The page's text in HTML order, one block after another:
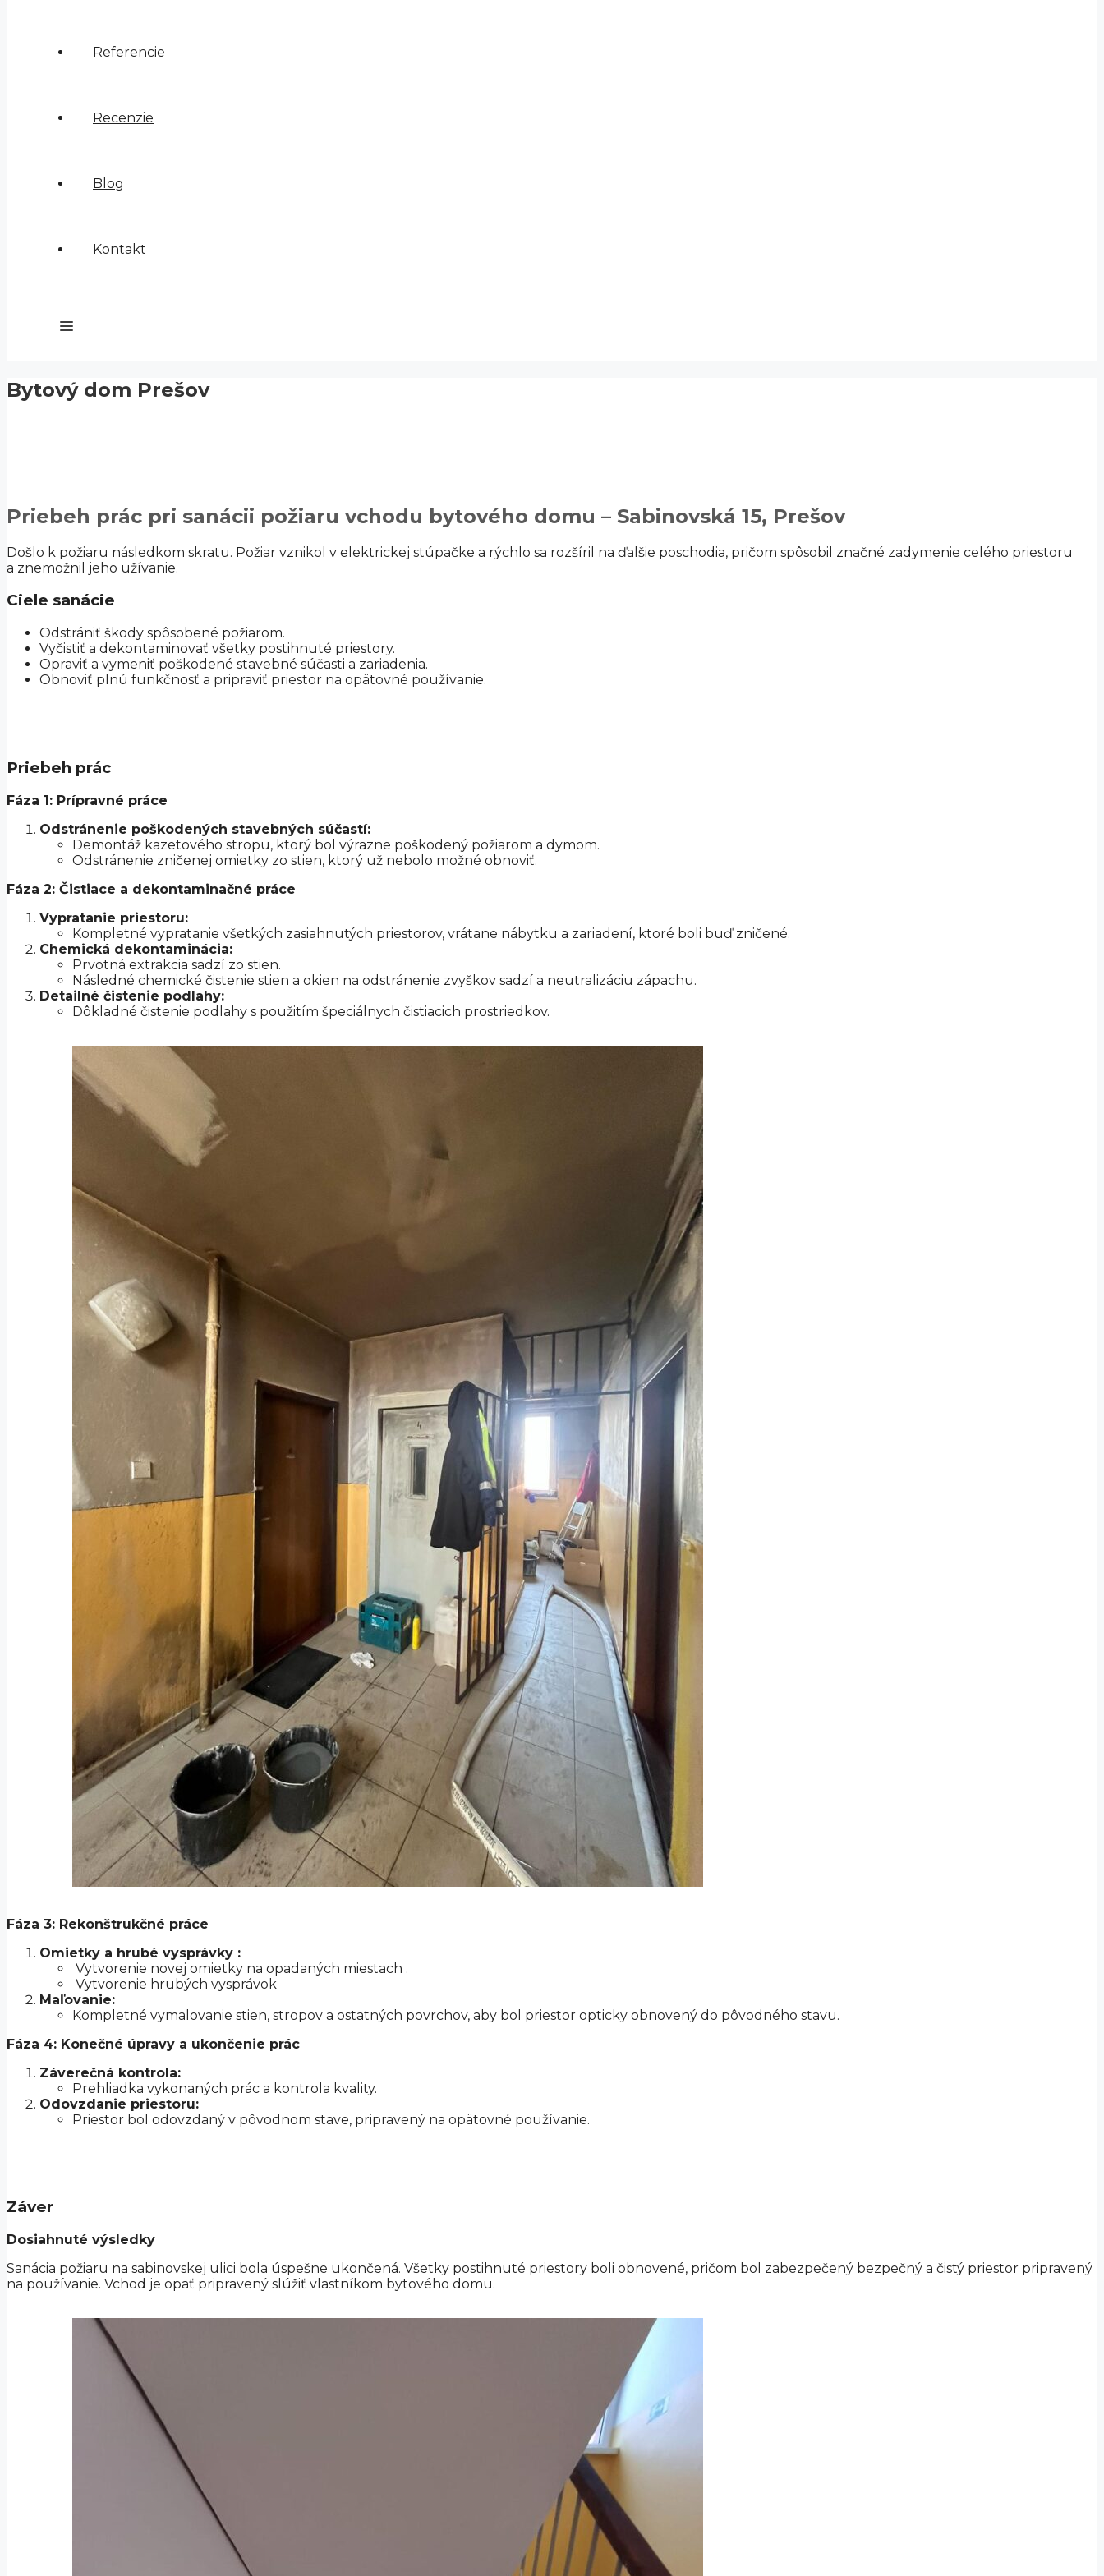
Referencie
Recenzie
Blog
Kontakt
Bytový dom Prešov
Priebeh prác pri sanácii požiaru vchodu bytového domu – Sabinovská 15, Prešov
Došlo k požiaru následkom skratu. Požiar vznikol v elektrickej stúpačke a rýchlo sa rozšíril na ďalšie poschodia, pričom spôsobil značné zadymenie celého priestoru
a znemožnil jeho užívanie.
Ciele sanácie
Odstrániť škody spôsobené požiarom.
Vyčistiť a dekontaminovať všetky postihnuté priestory.
Opraviť a vymeniť poškodené stavebné súčasti a zariadenia.
Obnoviť plnú funkčnosť a pripraviť priestor na opätovné používanie.
Priebeh prác
Fáza 1: Prípravné práce
Odstránenie poškodených stavebných súčastí:
Demontáž kazetového stropu, ktorý bol výrazne poškodený požiarom a dymom.
Odstránenie zničenej omietky zo stien, ktorý už nebolo možné obnoviť.
Fáza 2: Čistiace a dekontaminačné práce
Vypratanie priestoru:
Kompletné vypratanie všetkých zasiahnutých priestorov, vrátane nábytku a zariadení, ktoré boli buď zničené.
Chemická dekontaminácia:
Prvotná extrakcia sadzí zo stien.
Následné chemické čistenie stien a okien na odstránenie zvyškov sadzí a neutralizáciu zápachu.
Detailné čistenie podlahy:
Dôkladné čistenie podlahy s použitím špeciálnych čistiacich prostriedkov.
Fáza 3: Rekonštrukčné práce
Omietky a hrubé vysprávky :
Vytvorenie novej omietky na opadaných miestach .
Vytvorenie hrubých vysprávok
Maľovanie:
Kompletné vymalovanie stien, stropov a ostatných povrchov, aby bol priestor opticky obnovený do pôvodného stavu.
Fáza 4: Konečné úpravy a ukončenie prác
Záverečná kontrola:
Prehliadka vykonaných prác a kontrola kvality.
Odovzdanie priestoru:
Priestor bol odovzdaný v pôvodnom stave, pripravený na opätovné používanie.
Záver
Dosiahnuté výsledky
Sanácia požiaru na sabinovskej ulici bola úspešne ukončená. Všetky postihnuté priestory boli obnovené, pričom bol zabezpečený bezpečný a čistý priestor pripravený
na používanie. Vchod je opäť pripravený slúžiť vlastníkom bytového domu.